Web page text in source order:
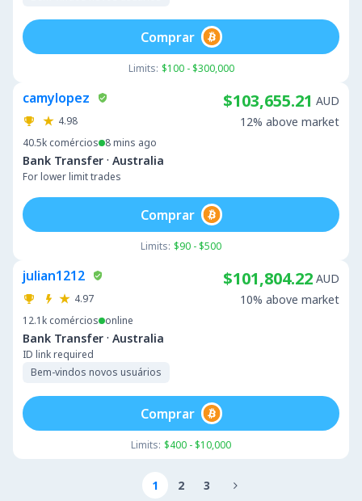
Limits: $100 - $300,000
Comprar
camylopez
4.98
40.5k comércios 8 mins ago
Bank Transfer · Australia
For lower limit trades
$103,655.21 AUD
12% above market
Limits: $90 - $500
Comprar
julian1212
4.97
12.1k comércios online
Bank Transfer · Australia
ID link required
Bem-vindos novos usuários
$101,804.22 AUD
10% above market
Limits: $400 - $10,000
Comprar
1 2 3 